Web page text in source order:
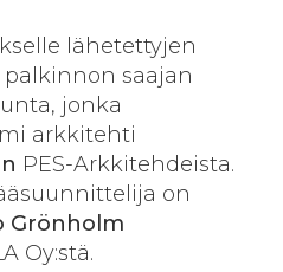
lähetettyjen
saajan
jonka
arkkitehti
PES-Arkkitehdeista.
on
Grönholm
Oy:stä.